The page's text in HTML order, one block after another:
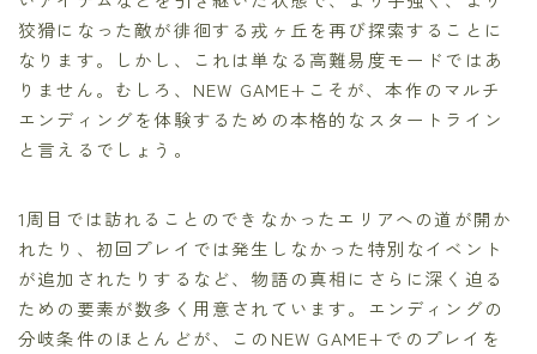
狡猾になった敵が徘徊する戎ヶ丘を再び探索することに
なります。しかし、これは単なる高難易度モードではあ
りません。むしろ、NEW GAME+こそが、本作のマルチ
エンディングを体験するための本格的なスタートライン
と言えるでしょう。
1周目では訪れることのできなかったエリアへの道が開か
れたり、初回プレイでは発生しなかった特別なイベント
が追加されたりするなど、物語の真相にさらに深く迫る
ための要素が数多く用意されています。エンディングの
分岐条件のほとんどが、このNEW GAME+でのプレイを